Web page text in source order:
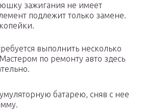
зажигания не имеет
подлежит только замене.
выполнить несколько
по ремонту авто здесь
батарею, сняв с нее